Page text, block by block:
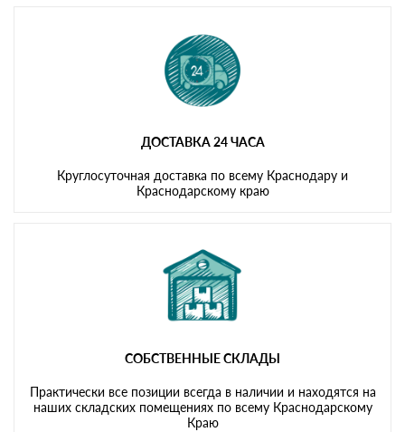
ДОСТАВКА 24 ЧАСА
Круглосуточная доставка по всему Краснодару и
Краснодарскому краю
СОБСТВЕННЫЕ СКЛАДЫ
Практически все позиции всегда в наличии и находятся на
наших складских помещениях по всему Краснодарскому
Краю